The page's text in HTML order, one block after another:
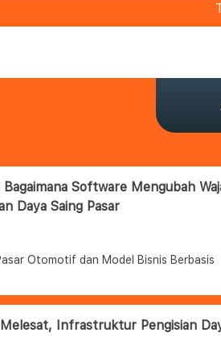
Software Mengubah
Daya Saing Pasar
Otomotif dan Model Bisnis Berbasis
Infrastruktur Pengisian